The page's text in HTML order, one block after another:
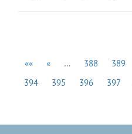
«« « … 388 389
394
395 396 397